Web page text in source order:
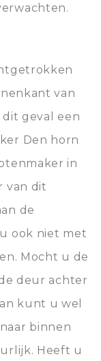
van
geval een
Den horn
in
van dit
de
ook niet met
Mocht u de
deur achter
kunt u wel
binnen
Heeft u